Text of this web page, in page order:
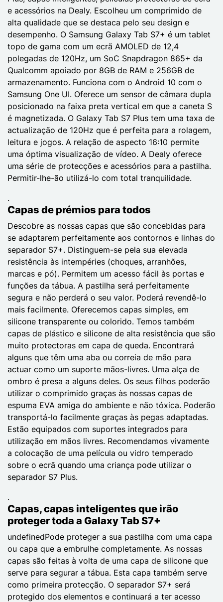
e acessórios na Dealy. Escolheu um comprimido de
alta qualidade que se destaca pelo seu design e
desempenho. O Samsung Galaxy Tab S7+ é um tablet
topo de gama com um ecrã AMOLED de 12,4
polegadas de 120Hz, um SoC Snapdragon 865+ da
Qualcomm apoiado por 8GB de RAM e 256GB de
armazenamento. Funciona com o Android 10 com o
Samsung One UI. Oferece um sensor de câmara dupla
posicionado na faixa preta vertical em que a caneta S
é magnetizada. O Galaxy Tab S7 Plus tem uma taxa de
actualização de 120Hz que é perfeita para a rolagem,
leitura e jogos. A relação de aspecto 16:10 permite
uma óptima visualização de vídeo. A Dealy oferece
uma série de protecções e acessórios para a pastilha.
Permitir-lhe-ão utilizá-lo com total tranquilidade.
.
Capas de prémios para todos
Descobre as nossas capas que são concebidas para
se adaptarem perfeitamente aos contornos e linhas do
separador S7+. Distinguem-se pela sua elevada
resistência às intempéries (choques, arranhões,
marcas e pó). Permitem um acesso fácil às portas e
funções da tábua. A pastilha será perfeitamente
segura e não perderá o seu valor. Poderá revendê-lo
mais facilmente. Oferecemos capas simples, em
silicone transparente ou colorido. Temos também
capas de plástico e silicone de alta resistência que são
muito protectoras em capa de queda. Encontrará
alguns que têm uma aba ou correia de mão para
actuar como um suporte mãos-livres. Uma alça de
ombro é presa a alguns deles. Os seus filhos poderão
utilizar o comprimido graças às nossas capas de
espuma EVA amiga do ambiente e não tóxica. Poderão
transportá-lo facilmente graças às pegas adaptadas.
Estão equipados com suportes integrados para
utilização em mãos livres. Recomendamos vivamente
a colocação de uma película ou vidro temperado
sobre o ecrã quando uma criança pode utilizar o
separador S7 Plus.
.
Capas, capas inteligentes que irão
proteger toda a Galaxy Tab S7+
undefinedPode proteger a sua pastilha com uma capa
ou capa que a embrulhe completamente. As nossas
capas são feitas à volta de uma capa de silicone que
serve para segurar a tábua. Esta capa também serve
como primeira protecção. O separador S7+ será
protegido dos elementos e continuará a ter acesso